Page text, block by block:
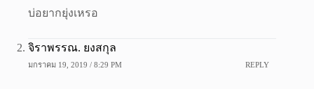
บ่อยากยุ่งเหรอ
จิราพรรณ. ยงสกุล
มกราคม 19, 2019 / 8:29 PM REPLY